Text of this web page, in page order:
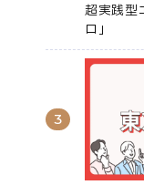
超実践型
ロ」